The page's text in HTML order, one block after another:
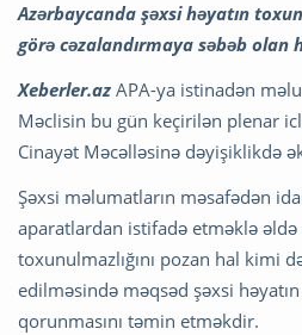
Azərbaycanda şəxsi həyatın
görə cəzalandırmaya səbəb olan
Xeberler.az APA-ya istinadən
Məclisin bu gün keçirilən plenar
Cinayət Məcəlləsinə dəyişiklikdə
Şəxsi məlumatların məsafədən
aparatlardan istifadə etməklə əldə
toxunulmazlığını pozan hal kimi
edilməsində məqsəd şəxsi
qorunmasını təmin etməkdir.